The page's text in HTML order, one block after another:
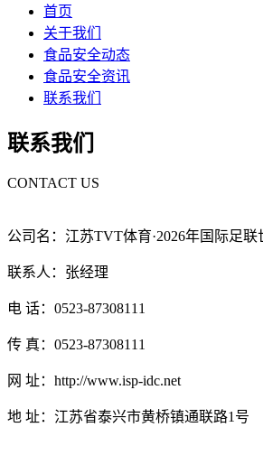
首页
关于我们
食品安全动态
食品安全资讯
联系我们
联系我们
CONTACT US
公司名：江苏TVT体育·2026年国际足
联系人：张经理
电 话：0523-87308111
传 真：0523-87308111
网 址：http://www.isp-idc.net
地 址：江苏省泰兴市黄桥镇通联路1号